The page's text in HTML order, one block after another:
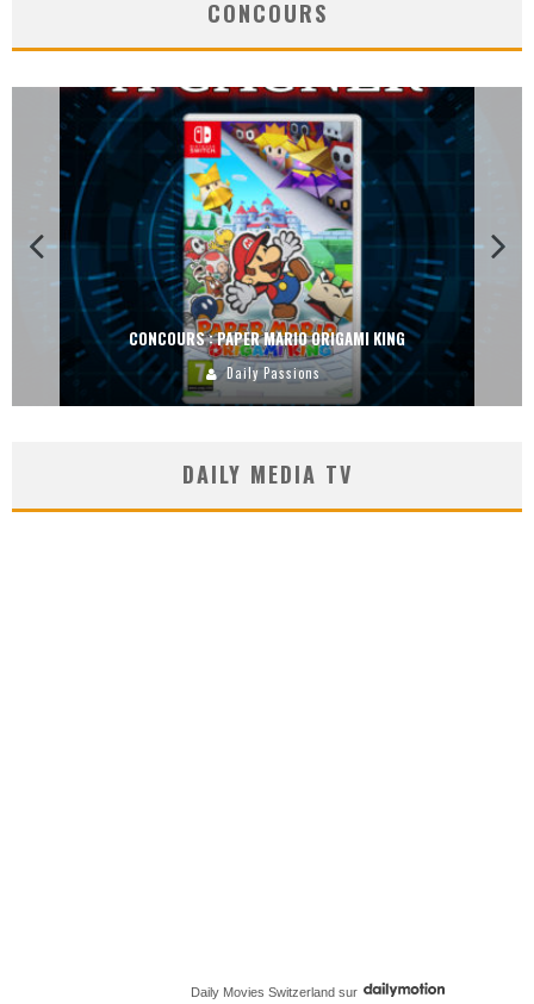
CONCOURS
CONCOURS : DREAMS SUR PS4
Carlos Mühlig
DAILY MEDIA TV
Daily Movies Switzerland sur